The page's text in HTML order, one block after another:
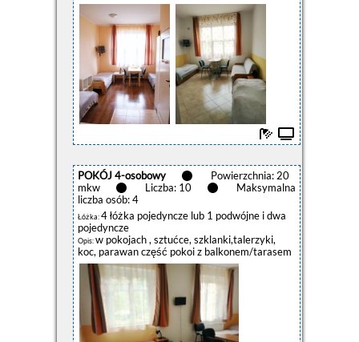
POKÓJ 4-osobowy
Powierzchnia: 20
mkw
Liczba: 10
Maksymalna
liczba osób: 4
Łóżka:4 łóżka pojedyncze lub 1 podwójne i dwa
pojedyncze
Opis:w pokojach , sztućce, szklanki,talerzyki,
koc, parawan część pokoi z balkonem/tarasem